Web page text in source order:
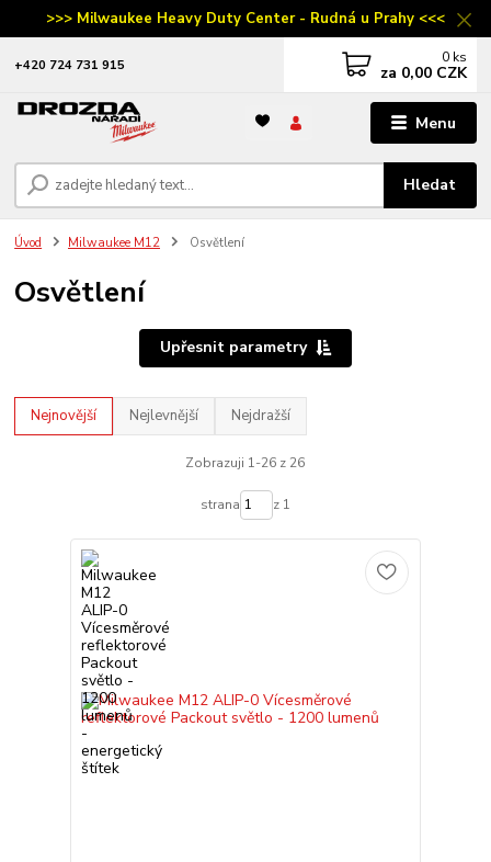
>>> Milwaukee Heavy Duty Center - Rudná u Prahy <<<
Menu
Hledat
‭+420 724 731 915 0 ks
za 0,00 CZK
Úvod Milwaukee M12 Osvětlení
Osvětlení
Upřesnit parametry
Nejnovější Nejlevnější Nejdražší
Zobrazuji 1-26 z 26
strana z 1